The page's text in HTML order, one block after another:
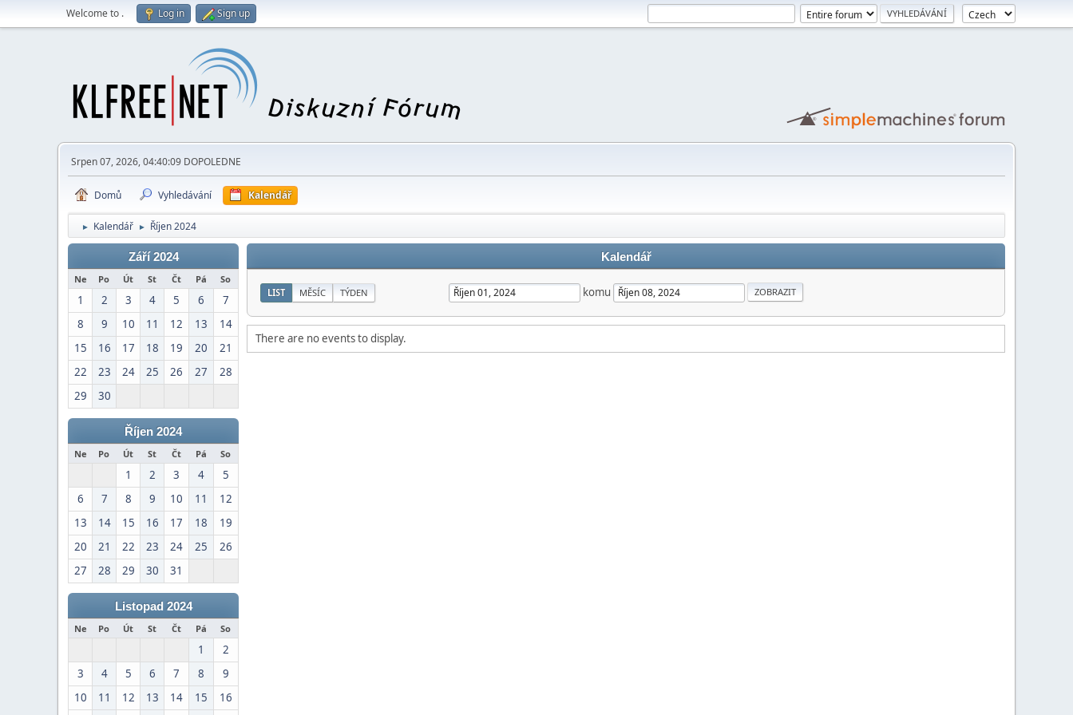
Welcome to . Log in Sign up
Srpen 07, 2026, 04:40:09 DOPOLEDNE
Domů Vyhledávání Kalendář
► Kalendář ► Říjen 2024
Září 2024
Ne Po Út St Čt Pá So
1 2 3 4 5 6
7
8
9 10 11 12 13
14
15
16 17 18 19 20
21
22
23 24 25 26 27
28
29
30
Říjen 2024
Ne Po Út St Čt Pá So
1 2 3 4
5
6
7 8 9 10 11
12
13
14 15 16 17 18
19
20
21 22 23 24 25
26
27
28 29 30 31
Listopad 2024
Ne Po Út St Čt Pá So
1
2
3
4 5 6 7 8
9
10
11 12 13 14 15
16
Kalendář
LIST MĚSÍC TÝDEN komu
There are no events to display.